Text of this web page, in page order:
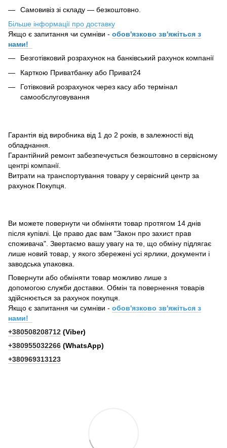
Самовивіз зі складу — безкоштовно.
Більше інформації про доставку
Якщо є запитання чи сумніви - обов'язково зв'яжіться з
нами!
Безготівковий розрахунок на банківський рахунок компанії
Карткою Приватбанку або Приват24
Готівковий розрахунок через касу або термінал
самообслуговування
Гарантія від виробника від 1 до 2 років, в залежності від
обладнання.
Гарантійний ремонт забезпечується безкоштовно в сервісному
центрі компанії.
Витрати на транспортування товару у сервісний центр за
рахунок Покупця.
Ви можете повернути чи обміняти товар протягом 14 днів
після купівлі. Це право дає вам "Закон про захист прав
споживача". Звертаємо вашу увагу на те, що обміну підлягає
лише новий товар, у якого збережені усі ярлики, документи і
заводська упаковка.
Повернути або обміняти товар можливо лише з
допомогою служби доставки. Обмін та повернення товарів
здійснюється за рахунок покупця.
Якщо є запитання чи сумніви - обов'язково зв'яжіться з
нами!
+380508208712 (Viber)
+380955032266 (WhatsApp)
+380969313123